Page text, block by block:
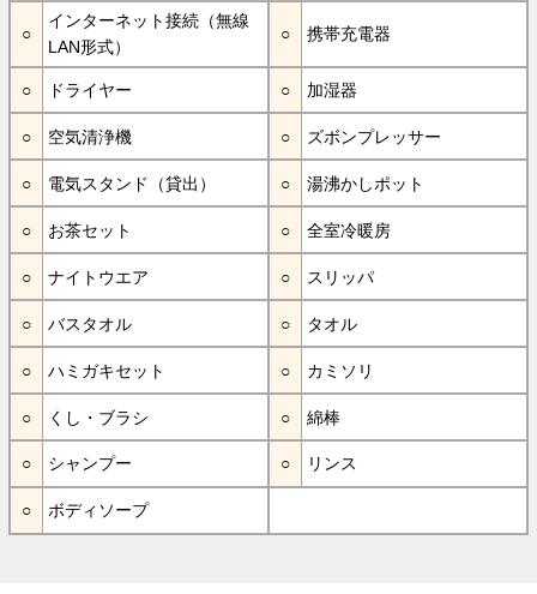
インターネット接続（無線
LAN形式）
携帯充電器
ドライヤー 加湿器
空気清浄機 ズボンプレッサー
電気スタンド（貸出） 湯沸かしポット
お茶セット 全室冷暖房
ナイトウエア スリッパ
バスタオル タオル
ハミガキセット カミソリ
くし・ブラシ 綿棒
シャンプー リンス
ボディソープ